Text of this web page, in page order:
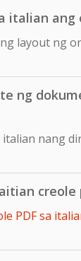
italian
layout ng
ng
nang
PDF sa